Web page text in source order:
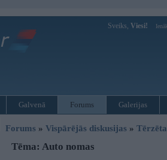
Sveiks, Viesi!
Galvenā Forums Galerijas
Forums » Vispārējās diskusijas »
Tēma: Auto nomas